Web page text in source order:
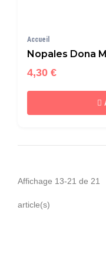
Accueil
Nopales Dona
4,30 €
Affichage 13-21 de 21
article(s)